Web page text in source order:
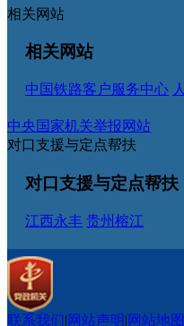
相关网站
相关网站
中国铁路客户服务中心
中央国家机关举报网站
对口支援与定点帮扶
对口支援与定点帮扶
江西永丰 贵州榕江
联系我们|网站声明|网站地图